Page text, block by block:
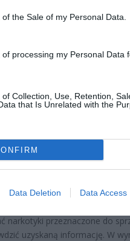
the Sale of my Personal Data.
processing my Personal Data
Collection, Use, Retention,
that Is Unrelated with the
Data Deletion Data Access
narkotyki przeznaczone do
uzyskaną informację. W